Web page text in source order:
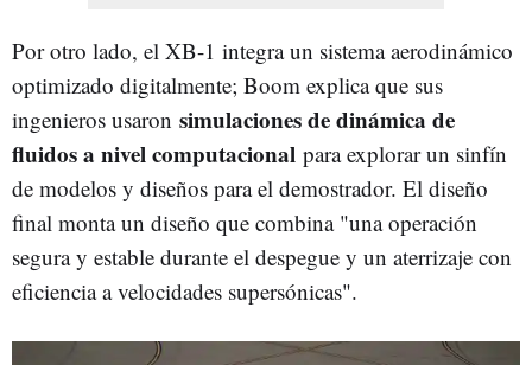
Por otro lado, el XB-1 integra un sistema aerodinámico
optimizado digitalmente; Boom explica que sus
ingenieros usaron simulaciones de dinámica de
fluidos a nivel computacional para explorar un sinfín
de modelos y diseños para el demostrador. El diseño
final monta un diseño que combina "una operación
segura y estable durante el despegue y un aterrizaje con
eficiencia a velocidades supersónicas".